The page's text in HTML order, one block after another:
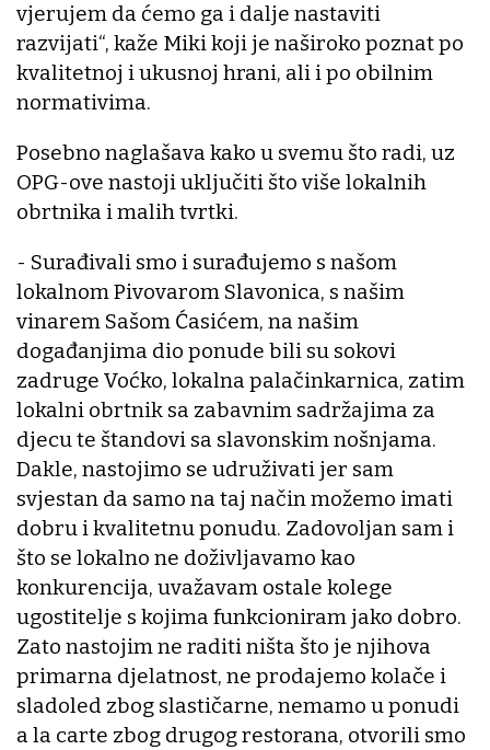
vjerujem da ćemo ga i dalje nastaviti
razvijati“, kaže Miki koji je naširoko poznat po
kvalitetnoj i ukusnoj hrani, ali i po obilnim
normativima.
Posebno naglašava kako u svemu što radi, uz
OPG-ove nastoji uključiti što više lokalnih
obrtnika i malih tvrtki.
- Surađivali smo i surađujemo s našom
lokalnom Pivovarom Slavonica, s našim
vinarem Sašom Ćasićem, na našim
događanjima dio ponude bili su sokovi
zadruge Voćko, lokalna palačinkarnica, zatim
lokalni obrtnik sa zabavnim sadržajima za
djecu te štandovi sa slavonskim nošnjama.
Dakle, nastojimo se udruživati jer sam
svjestan da samo na taj način možemo imati
dobru i kvalitetnu ponudu. Zadovoljan sam i
što se lokalno ne doživljavamo kao
konkurencija, uvažavam ostale kolege
ugostitelje s kojima funkcioniram jako dobro.
Zato nastojim ne raditi ništa što je njihova
primarna djelatnost, ne prodajemo kolače i
sladoled zbog slastičarne, nemamo u ponudi
a la carte zbog drugog restorana, otvorili smo